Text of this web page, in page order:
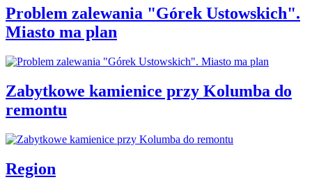
Problem zalewania "Górek Ustowskich".
Miasto ma plan
Zabytkowe kamienice przy Kolumba do
remontu
Region